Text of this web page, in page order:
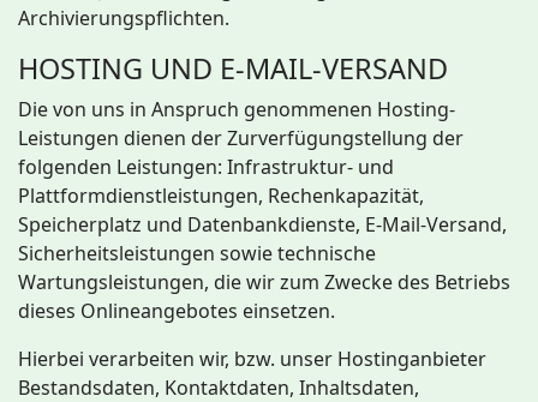
Archivierungspflichten.
HOSTING UND E-MAIL-VERSAND
Die von uns in Anspruch genommenen Hosting-
Leistungen dienen der Zurverfügungstellung der
folgenden Leistungen: Infrastruktur- und
Plattformdienstleistungen, Rechenkapazität,
Speicherplatz und Datenbankdienste, E-Mail-Versand,
Sicherheitsleistungen sowie technische
Wartungsleistungen, die wir zum Zwecke des Betriebs
dieses Onlineangebotes einsetzen.
Hierbei verarbeiten wir, bzw. unser Hostinganbieter
Bestandsdaten, Kontaktdaten, Inhaltsdaten,